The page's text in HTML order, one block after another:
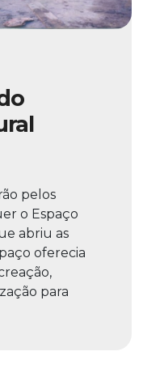
pelos
o Espaço
abriu as
oferecia
para